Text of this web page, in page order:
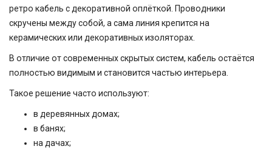
ретро кабель с декоративной оплёткой. Проводники
скручены между собой, а сама линия крепится на
керамических или декоративных изоляторах.
В отличие от современных скрытых систем, кабель остаётся
полностью видимым и становится частью интерьера.
Такое решение часто используют:
в деревянных домах;
в банях;
на дачах;